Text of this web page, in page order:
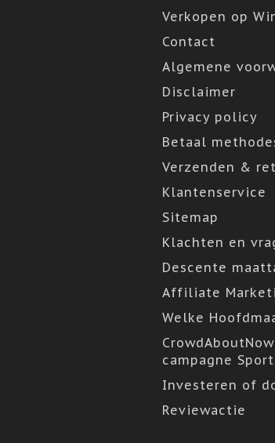
Verkopen op
Contact
Algemene
Disclaimer
Privacy policy
Betaal
Verzenden &
Klantenservice
Sitemap
Klachten en
Descente
Affiliate
Welke
campagne
Investeren of
Reviewactie